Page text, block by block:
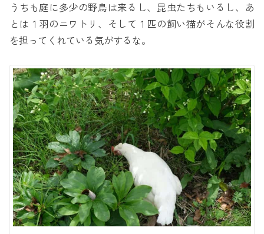
うちも庭に多少の野鳥は来るし、昆虫たちもいるし、あ
とは１羽のニワトリ、そして１匹の飼い猫がそんな役割
を担ってくれている気がするな。